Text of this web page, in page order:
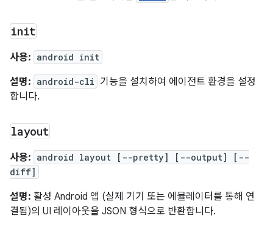
init
사용: android init
설명: android-cli 기능을 설치하여 에이전트 환경을 설정
합니다.
layout
사용: android layout [--pretty] [--output] [--
diff]
설명: 활성 Android 앱 (실제 기기 또는 에뮬레이터를 통해 연
결됨)의 UI 레이아웃을 JSON 형식으로 반환합니다.